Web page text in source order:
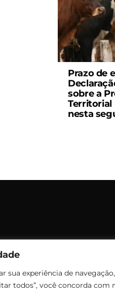
sua experiência de
todos”, você concorda com
Prazo de
sobre a
Territorial
nesta